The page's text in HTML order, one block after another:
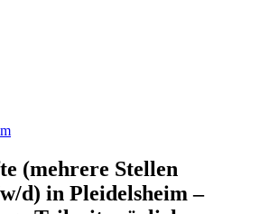
(mehrere Stellen
d) in Pleidelsheim –